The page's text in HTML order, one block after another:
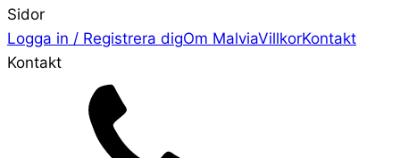
Sidor
Logga in / Registrera digOm MalviaVillkorKontakt
Kontakt